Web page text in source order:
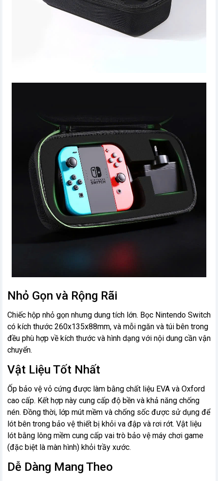
Nhỏ Gọn và Rộng Rãi
Chiếc hộp nhỏ gọn nhưng dung tích lớn. Bọc Nintendo Switch
có kích thước 260x135x88mm, và mỗi ngăn và túi bên trong
đều phù hợp về kích thước và hình dạng với nội dung cần vận
chuyển.
Vật Liệu Tốt Nhất
Ốp bảo vệ vỏ cứng được làm bằng chất liệu EVA và Oxford
cao cấp. Kết hợp này cung cấp độ bền và khả năng chống
nén. Đồng thời, lớp mút mềm và chống sốc được sử dụng để
lót bên trong bảo vệ thiết bị khỏi va đập và rơi rớt. Vật liệu
lót bằng lông mềm cung cấp vai trò bảo vệ máy chơi game
(đặc biệt là màn hình) khỏi trầy xước.
Dễ Dàng Mang Theo